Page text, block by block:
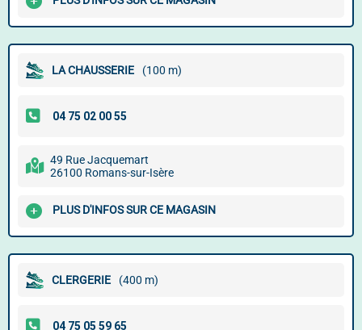
LA CHAUSSERIE (100 m)
49 Rue Jacquemart
26100 Romans-sur-Isère
PLUS D'INFOS SUR CE MAGASIN
CLERGERIE (400 m)